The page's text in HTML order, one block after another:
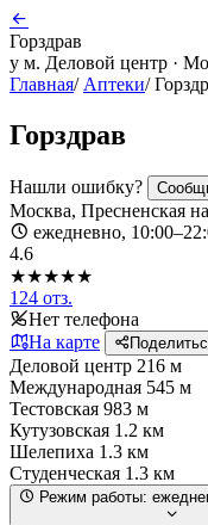
Горздрав
у м. Деловой центр ·
Главная/ Аптеки/
Горздрав
Нашли ошибку?
Москва, Пресненская
ежедневно,
4.6
★★★★★
124 отз.
Нет телефона
На карте
Деловой центр 216 м
Международная 545 м
Тестовская 983 м
Кутузовская 1.2 км
Шелепиха 1.3 км
Студенческая 1.3 км
Режим работы: